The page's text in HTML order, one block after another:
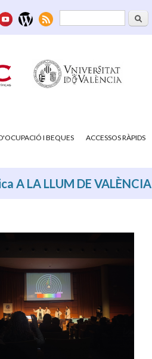
Formulari deCerca
I BEQUES ACCESSOS RÀPIDS
A LA LLUM DE VALÈNCIA